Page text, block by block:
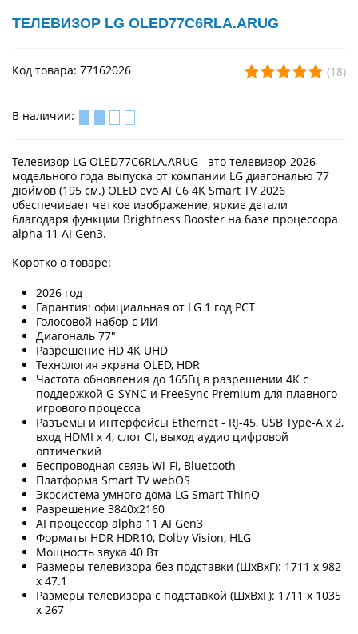
ТЕЛЕВИЗОР LG OLED77C6RLA.ARUG
Код товара: 77162026 (18)
В наличии:
Телевизор LG OLED77C6RLA.ARUG - это телевизор 2026
модельного года выпуска от компании LG диагональю 77
дюймов (195 см.) OLED evo AI C6 4K Smart TV 2026
обеспечивает четкое изображение, яркие детали
благодаря функции Brightness Booster на базе процессора
alpha 11 AI Gen3.
Коротко о товаре:
2026 год
Гарантия: официальная от LG 1 год РСТ
Голосовой набор с ИИ
Диагональ 77"
Разрешение HD 4K UHD
Технология экрана OLED, HDR
Частота обновления до 165Гц в разрешении 4K с
поддержкой G-SYNC и FreeSync Premium для плавного
игрового процесса
Разъемы и интерфейсы Ethernet - RJ-45, USB Type-A x 2,
вход HDMI x 4, слот CI, выход аудио цифровой
оптический
Беспроводная связь Wi-Fi, Bluetooth
Платформа Smart TV webOS
Экосистема умного дома LG Smart ThinQ
Разрешение 3840x2160
AI процессор alpha 11 AI Gen3
Форматы HDR HDR10, Dolby Vision, HLG
Мощность звука 40 Вт
Размеры телевизора без подставки (ШхВхГ): 1711 x 982
x 47.1
Размеры телевизора с подставкой (ШхВхГ): 1711 x 1035
x 267